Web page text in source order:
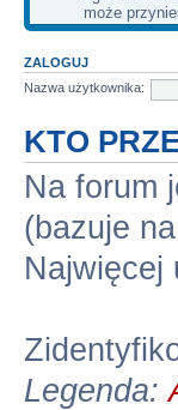
może
ZALOGUJ
Nazwa użytkownika:
KTO
Na forum
(bazuje
Najwięcej
Legenda: